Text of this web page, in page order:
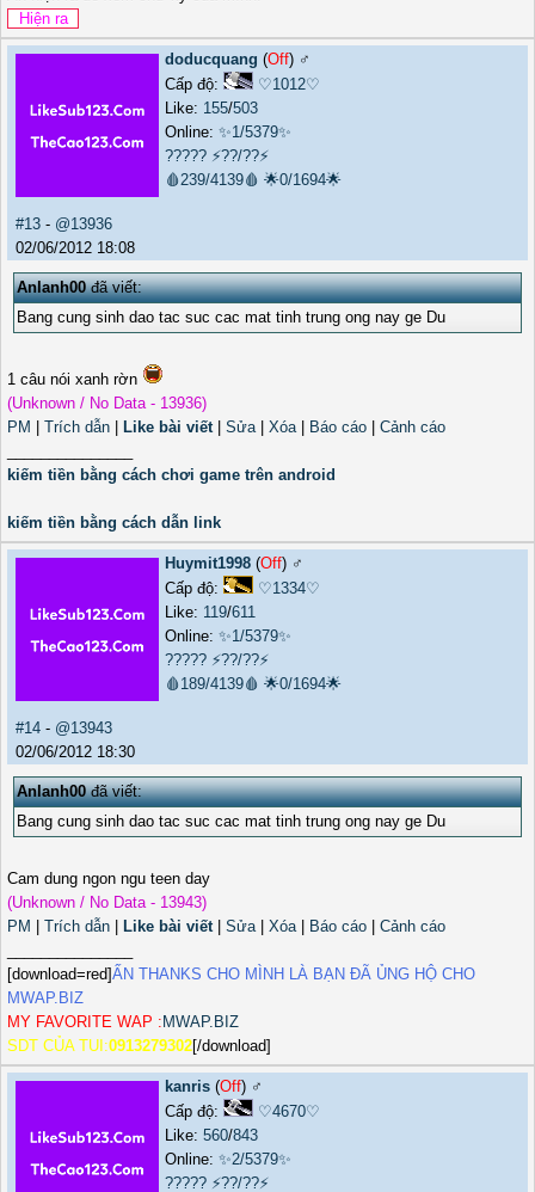
doducquang (Off) ♂️
Cấp độ:
♡1012♡
Like: 155/503
Online: ✨1/5379✨
????? ⚡??/??⚡
🩸239/4139🩸 🌟0/1694🌟
#13 - @13936
02/06/2012 18:08
Anlanh00đã viết:
Bang cung sinh dao tac suc cac mat tinh trung ong nay ge Du
1 câu nói xanh rờn
(Unknown / No Data - 13936)
PM
Trích dẫn Like bài viết| Sửa| Xóa| Báo cáo
Cảnh cáo
kiếm tiền bằng cách chơi game trên android
kiếm tiền bằng cách dẫn link
Huymit1998 (Off) ♂️
Cấp độ:
♡1334♡
Like: 119/611
Online: ✨1/5379✨
????? ⚡??/??⚡
🩸189/4139🩸 🌟0/1694🌟
#14 - @13943
02/06/2012 18:30
Anlanh00đã viết:
Bang cung sinh dao tac suc cac mat tinh trung ong nay ge Du
Cam dung ngon ngu teen day
(Unknown / No Data - 13943)
PM
Trích dẫn Like bài viết| Sửa| Xóa| Báo cáo
Cảnh cáo
[download=red]ẤN THANKS CHO MÌNH LÀ BẠN ĐÃ ỦNG HỘ CHO
MWAP.BIZ
MY FAVORITE WAP : MWAP.BIZ
SDT CỦA TUI:0913279302[/download]
kanris (Off) ♂️
Cấp độ:
♡4670♡
Like: 560/843
Online: ✨2/5379✨
????? ⚡??/??⚡